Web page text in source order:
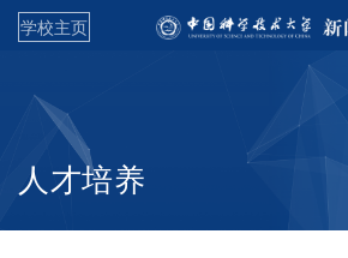
学校主页
人才培养